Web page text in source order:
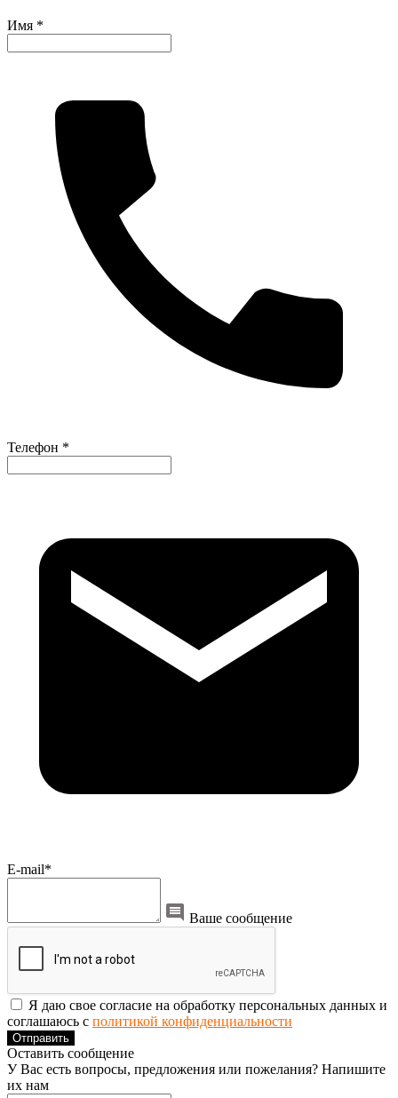
Имя *
Телефон *
E-mail*
Ваше сообщение
Я даю свое согласие на обработку персональных данных и
соглашаюсь с политикой конфиденциальности
Отправить
Оставить сообщение
У Вас есть вопросы, предложения или пожелания? Напишите
их нам